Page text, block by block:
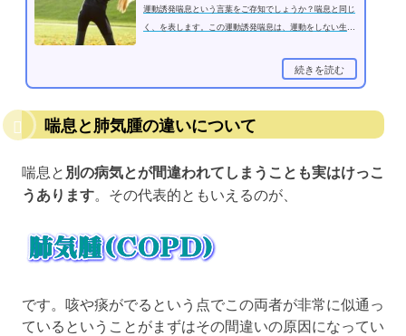
運動誘発喘息という言葉をご存知でしょうか？喘息と同じ
く、を表します。この運動誘発喘息は、運動をしない生活
続きを読む
喘息と肺気腫の違いについて
喘息と 別の病気とが間違われてしまうことも実はけっこ
うあります。その代表的ともいえるのが、
です。咳や痰がでるという点でこの両者が非常に似通っ
ているということがまずはその間違いの原因になってい